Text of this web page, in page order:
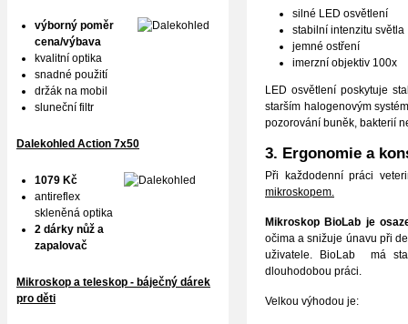
silné LED osvětlení
stabilní intenzitu světla
jemné ostření
imerzní objektiv 100x
LED osvětlení poskytuje
starším halogenovým
pozorování buněk, bakterií
3. Ergonomie a
Při každodenní práci
mikroskopem.
Mikroskop BioLab je
očima a snižuje únavu při
uživatele. BioLab má
dlouhodobou práci.
Velkou výhodou je:
výborný poměr
cena/výbava
kvalitní optika
snadné použití
držák na mobil
sluneční filtr
Dalekohled Action 7x50
1079 Kč
antireflex
skleněná optika
2 dárky nůž a
zapalovač
Mikroskop a teleskop - báječný dárek
pro děti